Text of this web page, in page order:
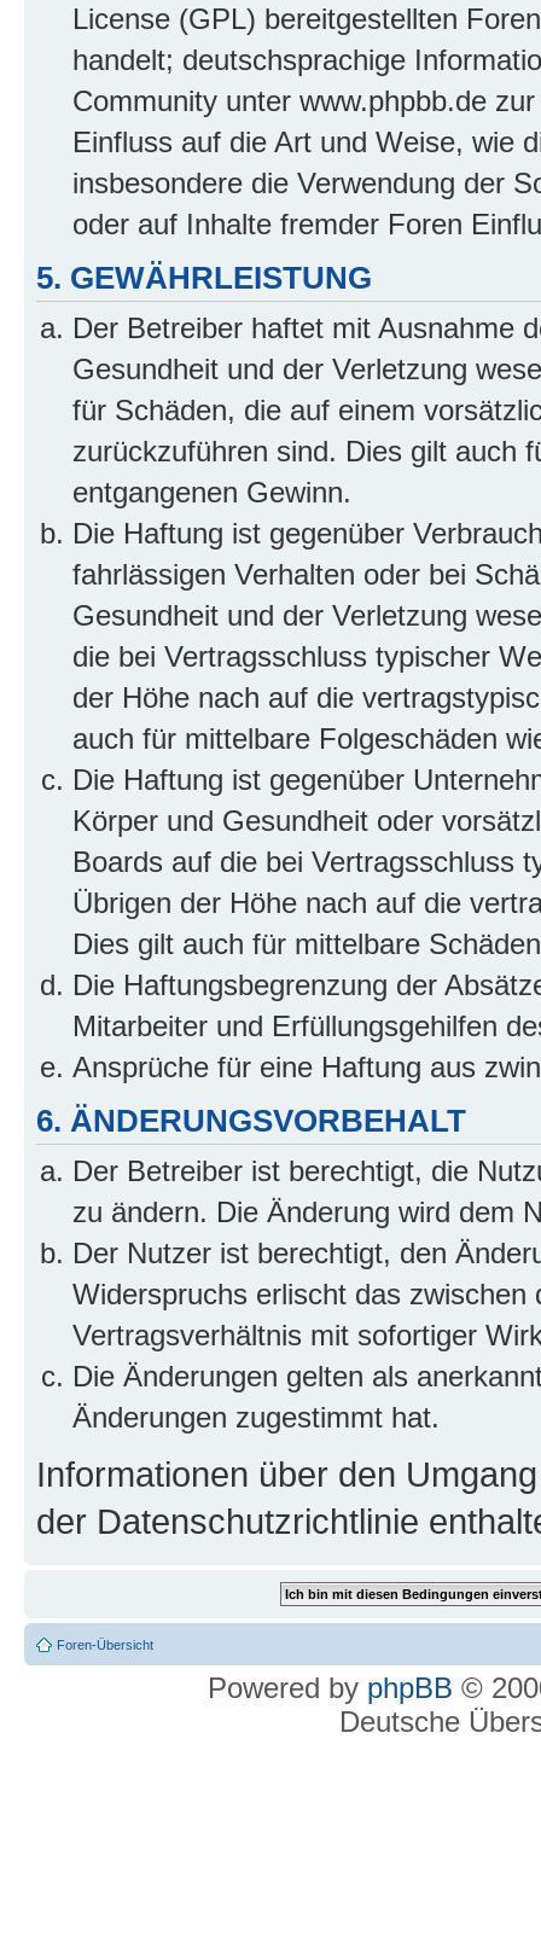
License (GPL) bereitgestellten
handelt; deutschsprachige
Community unter www.phpbb.de
Einfluss auf die Art und Weise, wie
insbesondere die Verwendung der
oder auf Inhalte fremder Foren
5. GEWÄHRLEISTUNG
Der Betreiber haftet mit Ausnahme
Gesundheit und der Verletzung
für Schäden, die auf einem
zurückzuführen sind. Dies gilt auch
entgangenen Gewinn.
Die Haftung ist gegenüber
fahrlässigen Verhalten oder bei
Gesundheit und der Verletzung
die bei Vertragsschluss typischer
der Höhe nach auf die
auch für mittelbare Folgeschäden
Die Haftung ist gegenüber
Körper und Gesundheit oder
Boards auf die bei Vertragsschluss
Übrigen der Höhe nach auf die
Dies gilt auch für mittelbare
Die Haftungsbegrenzung der
Mitarbeiter und Erfüllungsgehilfen
Ansprüche für eine Haftung aus
6. ÄNDERUNGSVORBEHALT
Der Betreiber ist berechtigt, die
zu ändern. Die Änderung wird dem
Der Nutzer ist berechtigt, den
Widerspruchs erlischt das
Vertragsverhältnis mit sofortiger
Die Änderungen gelten als
Änderungen zugestimmt hat.
Informationen über den
der Datenschutzrichtlinie
Foren-Übersicht
Powered by phpBB ©
Deutsche